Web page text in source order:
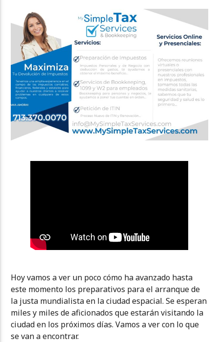
Hoy vamos a ver un poco cómo ha avanzado hasta
este momento los preparativos para el arranque de
la justa mundialista en la ciudad espacial. Se esperan
miles y miles de aficionados que estarán visitando la
ciudad en los próximos días. Vamos a ver con lo que
se van a encontrar.